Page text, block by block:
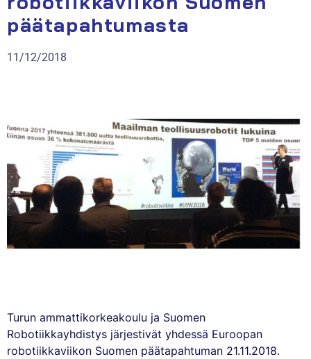
päätapahtumasta
11/12/2018
Turun ammattikorkeakoulu ja Suomen
Robotiikkayhdistys järjestivät yhdessä Euroopan
robotiikkaviikon Suomen päätapahtuman 21.11.2018.